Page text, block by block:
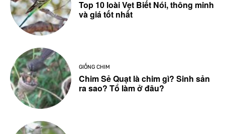
Top 10 loài Vẹt Biết Nói, thông minh
và giá tốt nhất
GIỐNG CHIM
Chim Sẻ Quạt là chim gì? Sinh sản
ra sao? Tổ làm ở đâu?